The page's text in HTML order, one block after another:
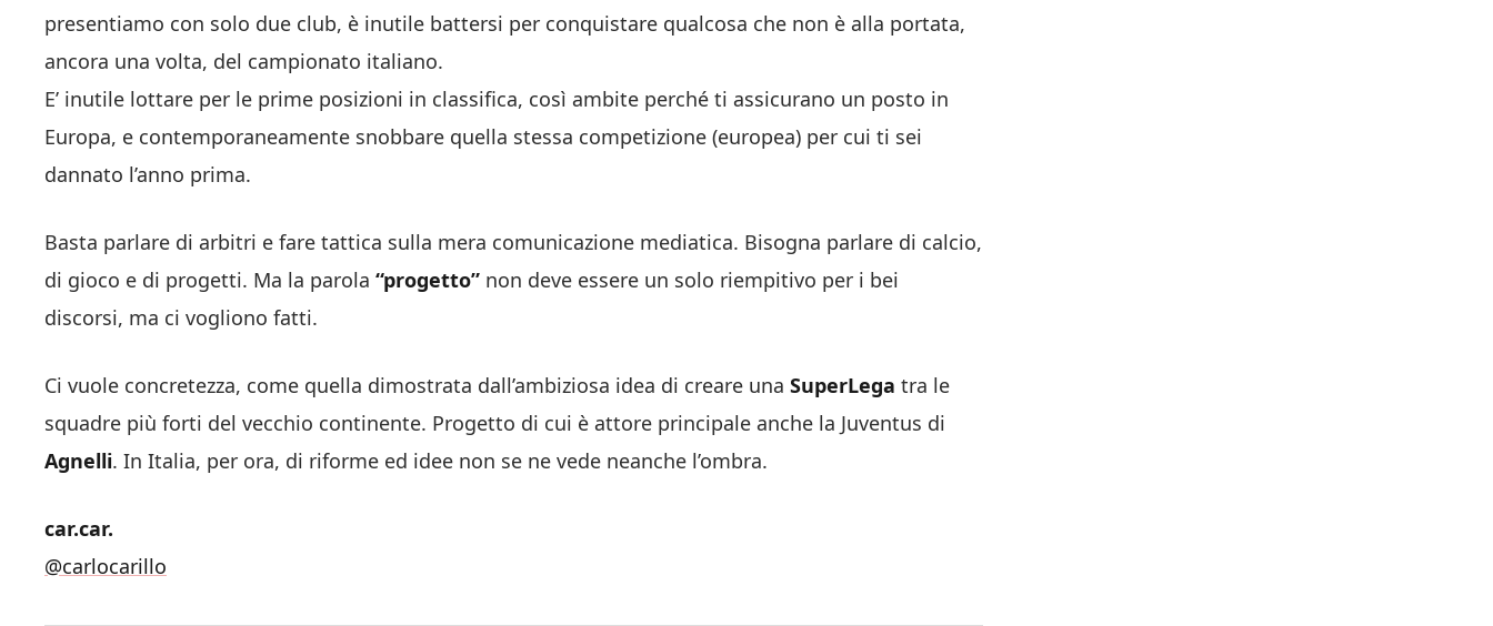
presentiamo con solo due club, è inutile battersi per conquistare qualcosa che non è alla portata,
ancora una volta, del campionato italiano.
E’ inutile lottare per le prime posizioni in classifica, così ambite perché ti assicurano un posto in
Europa, e contemporaneamente snobbare quella stessa competizione (europea) per cui ti sei
dannato l’anno prima.
Basta parlare di arbitri e fare tattica sulla mera comunicazione mediatica. Bisogna parlare di calcio,
di gioco e di progetti. Ma la parola “progetto” non deve essere un solo riempitivo per i bei
discorsi, ma ci vogliono fatti.
Ci vuole concretezza, come quella dimostrata dall’ambiziosa idea di creare una SuperLega tra le
squadre più forti del vecchio continente. Progetto di cui è attore principale anche la Juventus di
Agnelli. In Italia, per ora, di riforme ed idee non se ne vede neanche l’ombra.
car.car.
@carlocarillo